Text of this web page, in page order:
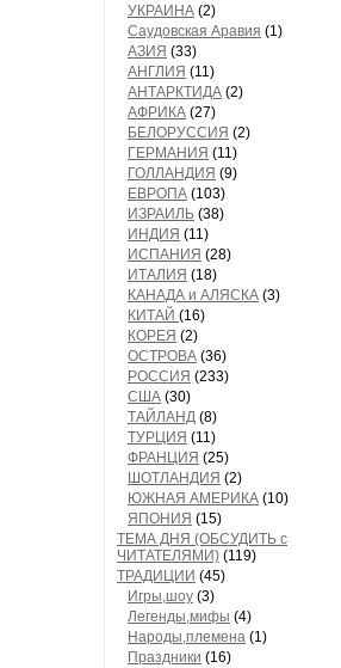
УКРАИНА (2)
Саудовская Аравия (1)
АЗИЯ (33)
АНГЛИЯ (11)
АНТАРКТИДА (2)
АФРИКА (27)
БЕЛОРУССИЯ (2)
ГЕРМАНИЯ (11)
ГОЛЛАНДИЯ (9)
ЕВРОПА (103)
ИЗРАИЛЬ (38)
ИНДИЯ (11)
ИСПАНИЯ (28)
ИТАЛИЯ (18)
КАНАДА и АЛЯСКА (3)
КИТАЙ (16)
КОРЕЯ (2)
ОСТРОВА (36)
РОССИЯ (233)
США (30)
ТАЙЛАНД (8)
ТУРЦИЯ (11)
ФРАНЦИЯ (25)
ШОТЛАНДИЯ (2)
ЮЖНАЯ АМЕРИКА (10)
ЯПОНИЯ (15)
ТЕМА ДНЯ (ОБСУДИТЬ с
ЧИТАТЕЛЯМИ) (119)
ТРАДИЦИИ (45)
Игры,шоу (3)
Легенды,мифы (4)
Народы,племена (1)
Праздники (16)